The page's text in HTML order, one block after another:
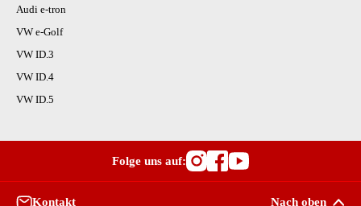
Audi e-tron
VW e-Golf
VW ID.3
VW ID.4
VW ID.5
Folge uns auf:
Besuche
Besuche
Besuche
Kontakt Nach oben